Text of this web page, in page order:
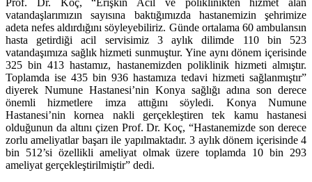
Prof. Dr. Koç, “Erişkin Acil ve poliklinikten hizmet alan
vatandaşlarımızın sayısına baktığımızda hastanemizin şehrimize
adeta nefes aldırdığını söyleyebiliriz. Günde ortalama 60 ambulansın
hasta getirdiği acil servisimiz 3 aylık dilimde 110 bin 523
vatandaşımıza sağlık hizmeti sunmuştur. Yine aynı dönem içerisinde
325 bin 413 hastamız, hastanemizden poliklinik hizmeti almıştır.
Toplamda ise 435 bin 936 hastamıza tedavi hizmeti sağlanmıştır”
diyerek Numune Hastanesi’nin Konya sağlığı adına son derece
önemli hizmetlere imza attığını söyledi. Konya Numune
Hastanesi’nin kornea nakli gerçekleştiren tek kamu hastanesi
olduğunun da altını çizen Prof. Dr. Koç, “Hastanemizde son derece
zorlu ameliyatlar başarı ile yapılmaktadır. 3 aylık dönem içerisinde 4
bin 512’si özellikli ameliyat olmak üzere toplamda 10 bin 293
ameliyat gerçekleştirilmiştir” dedi.